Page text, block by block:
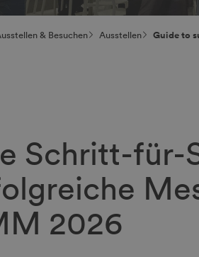
& Besuchen Ausstellen Guide to
Schritt-für-
2026